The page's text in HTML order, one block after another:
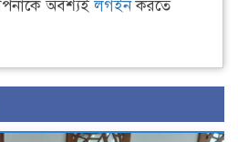
অবশ্যইলগইনকরতে